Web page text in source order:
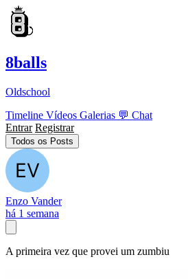
8balls
Oldschool
Timeline Vídeos Galerias 💬 Chat
Entrar Registrar
Todos os Posts
Enzo Vander
há 1 semana
A primeira vez que provei um zumbiu